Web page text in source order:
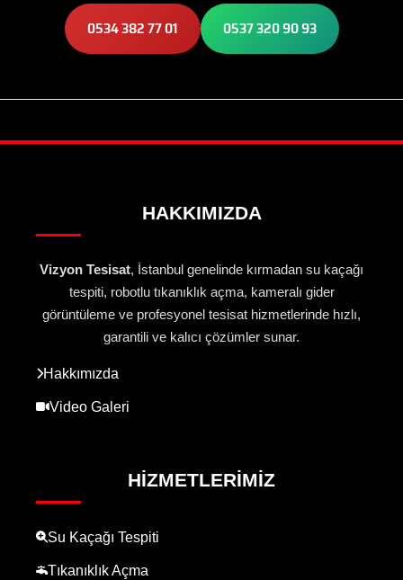
0534 382 77 01 0537 320 90 93
HAKKIMIZDA
Vizyon Tesisat, İstanbul genelinde kırmadan su kaçağı
tespiti, robotlu tıkanıklık açma, kameralı gider
görüntüleme ve profesyonel tesisat hizmetlerinde hızlı,
garantili ve kalıcı çözümler sunar.
Hakkımızda
Video Galeri
HIZMETLERIMIZ
Su Kaçağı Tespiti
Tıkanıklık Açma